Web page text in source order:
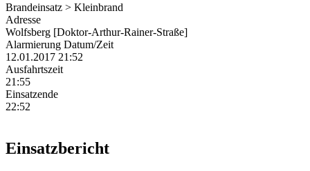
Brandeinsatz > Kleinbrand
Adresse
Wolfsberg [Doktor-Arthur-Rainer-Straße]
Alarmierung Datum/Zeit
12.01.2017 21:52
Ausfahrtszeit
21:55
Einsatzende
22:52
Einsatzbericht